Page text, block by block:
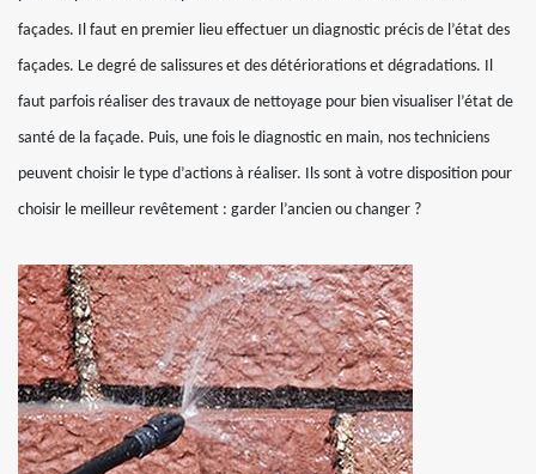
façades. Il faut en premier lieu effectuer un diagnostic précis de l’état des
façades. Le degré de salissures et des détériorations et dégradations. Il
faut parfois réaliser des travaux de nettoyage pour bien visualiser l’état de
santé de la façade. Puis, une fois le diagnostic en main, nos techniciens
peuvent choisir le type d’actions à réaliser. Ils sont à votre disposition pour
choisir le meilleur revêtement : garder l’ancien ou changer ?